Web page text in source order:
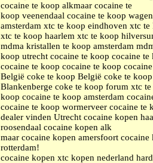
cocaine te koop alkmaar cocaine te
koop veenendaal cocaine te koop
amsterdam xtc te koop eindhoven xtc
xtc te koop haarlem xtc te koop
mdma kristallen te koop amsterdam
koop utrecht cocaine te koop cocaine
cocaine te koop cocaine te koop
België coke te koop België coke te
Blankenberge coke te koop forum xtc
koop cocaine te koop amsterdam
cocaine te koop wormerveer cocaine te
dealer vinden Utrecht cocaine kopen
roosendaal cocaine kopen alk
maar cocaine kopen amersfoort cocaine
rotterdam!
cocaine kopen xtc kopen nederland